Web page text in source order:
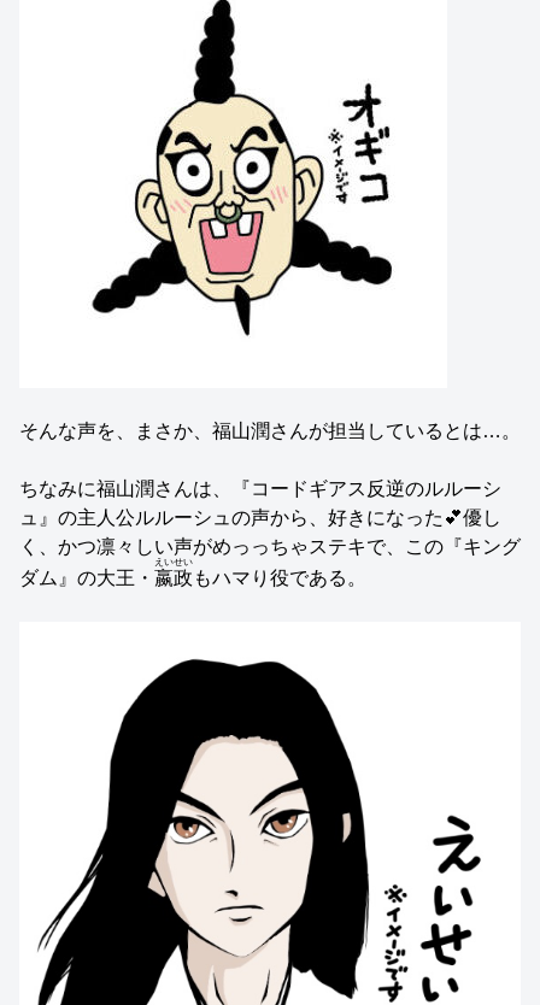
そんな声を、まさか、福山潤さんが担当しているとは…。
ちなみに福山潤さんは、『コードギアス反逆のルルーシ
ュ』の主人公ルルーシュの声から、好きになった💕優し
く、かつ凛々しい声がめっっちゃステキで、この『キング
ダム』の大王・ 嬴政
えいせい
もハマり役である。